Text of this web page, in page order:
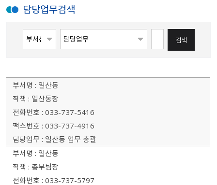
담당업무검색
일산동
일산동장
033-737-5416
033-737-4916
일산동 업무 총괄
일산동
총무팀장
033-737-5797